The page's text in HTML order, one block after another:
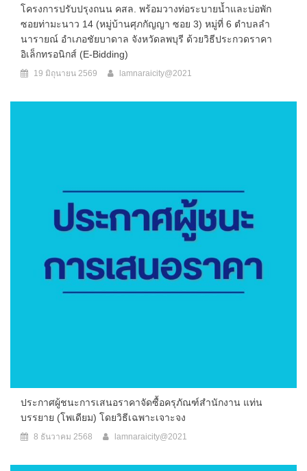
โครงการปรับปรุงถนน คสล. พร้อมวางท่อระบายน้ำและบ่อพัก
ซอยท่ามะนาว 14 (หมู่บ้านศุภกัญญา ซอย 3) หมู่ที่ 6 ตำบลลำ
นารายณ์ อำเภอชัยบาดาล จังหวัดลพบุรี ด้วยวิธีประกวดราคา
อิเล็กทรอนิกส์ (e-Bidding)
19 มิถุนายน 2569 lamnaraicity@2021
ประกาศผู้ชนะการเสนอราคาจัดซื้อครุภัณฑ์สำนักงาน แท่น
บรรยาย (โพเดียม) โดยวิธีเฉพาะเจาะจง
8 ธันวาคม 2568 lamnaraicity@2021